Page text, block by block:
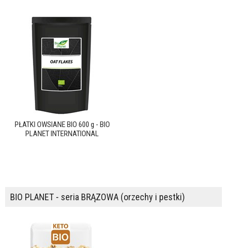
PŁATKI OWSIANE BIO 600 g - BIO
PLANET INTERNATIONAL
BIO PLANET - seria BRĄZOWA (orzechy i pestki)